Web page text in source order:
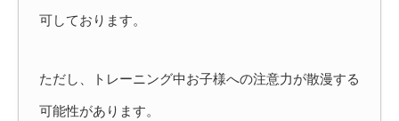
可しております。
ただし、トレーニング中お子様への注意力が散漫する
可能性があります。